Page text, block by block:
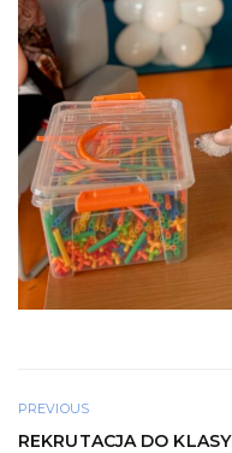
PREVIOUS
REKRUTACJA DO KLASY